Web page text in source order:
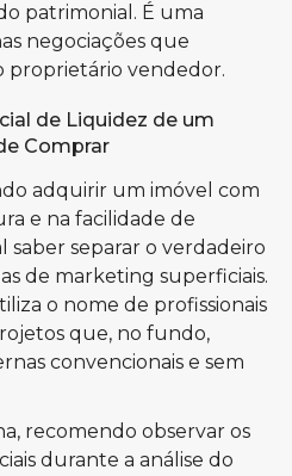
patrimonial. É uma
negociações que
proprietário vendedor.
de Liquidez de um
Comprar
adquirir um imóvel com
e na facilidade de
separar o verdadeiro
de marketing superficiais.
o nome de profissionais
que, no fundo,
convencionais e sem
recomendo observar os
durante a análise do